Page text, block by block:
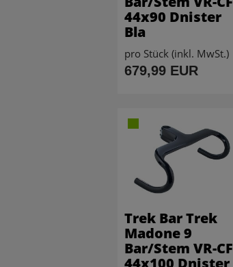
44x90 Dnister
Bla
pro Stück (inkl. MwSt.)
679,99 EUR
Trek Bar Trek
Madone 9
Bar/Stem VR-CF